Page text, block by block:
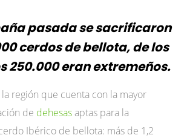
pasada se sacrificaron
cerdos de bellota, de los
250.000 eran extremeños.
región que cuenta con la mayor
de dehesasaptas para la
Ibérico de bellota: más de 1,2